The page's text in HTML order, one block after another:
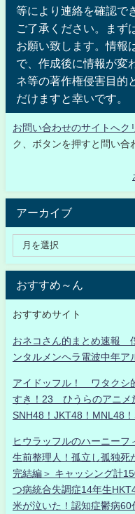
等により連絡を確認で
ご了承ください。まず
お願い致します。情報
で、作成後に情報が変
ネ等の著作権侵害目的
だけますと幸いです。
お問い合わせのサイトへク
ク、ボタンを押すと問い合
アーカイブ
おすすめ～ん
おすすめサイト
おネコさん的まとめ速報
ンタルメンヘラ電波中年
アイドッフル！ ワタクシ
すき！23 ひうらのアニメ
SNH48！JKT48！MNL48
ヒウラッフルのハーニーフ
生前整理人！孤立し孤独死
完結編＞ キャッシング計
つ病統合失調症14年生
米が泣いた！認知症鬱病60